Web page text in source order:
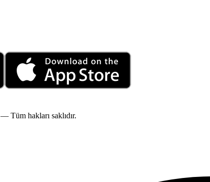
— Tüm hakları saklıdır.